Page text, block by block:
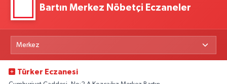
Bartın Merkez Nöbetçi Eczaneler
Türker Eczanesi